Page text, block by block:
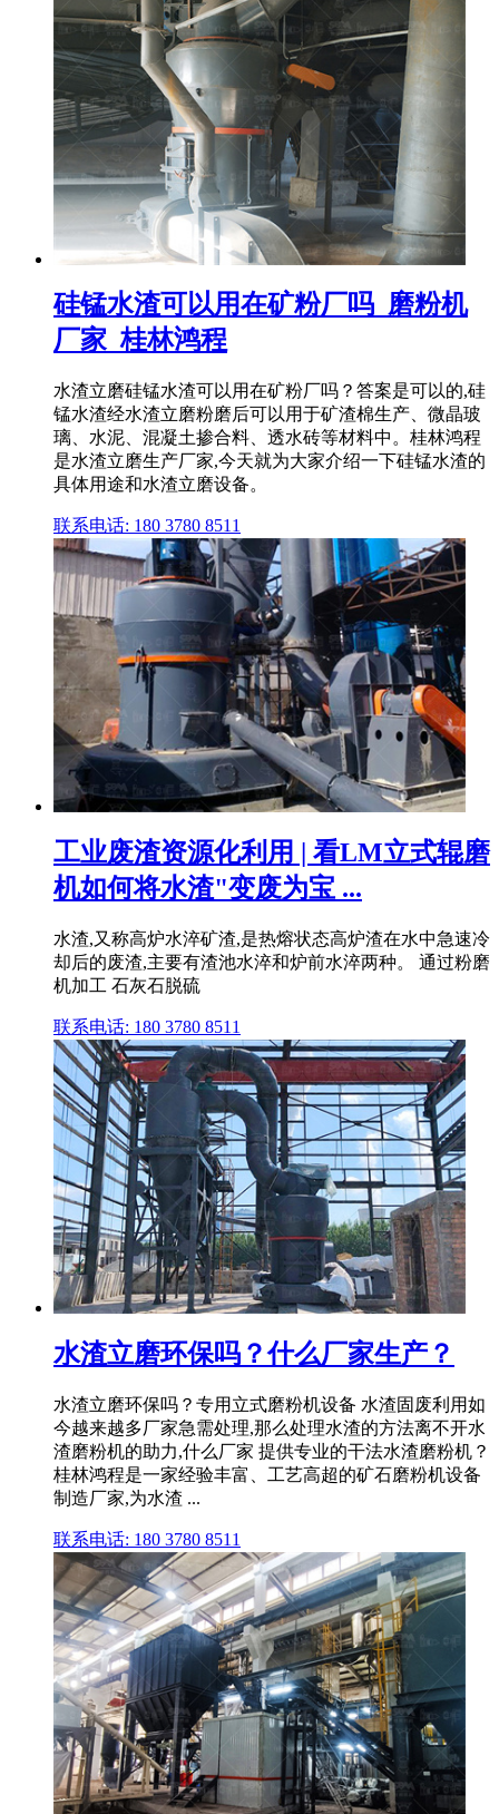
硅锰水渣可以用在矿粉厂吗_磨粉机
厂家_桂林鸿程
水渣立磨硅锰水渣可以用在矿粉厂吗？答案是可以的,硅
锰水渣经水渣立磨粉磨后可以用于矿渣棉生产、微晶玻
璃、水泥、混凝土掺合料、透水砖等材料中。桂林鸿程
是水渣立磨生产厂家,今天就为大家介绍一下硅锰水渣的
具体用途和水渣立磨设备。
联系电话: 180 3780 8511
工业废渣资源化利用 | 看LM立式辊磨
机如何将水渣"变废为宝 ...
水渣,又称高炉水淬矿渣,是热熔状态高炉渣在水中急速冷
却后的废渣,主要有渣池水淬和炉前水淬两种。 通过粉磨
机加工 石灰石脱硫
联系电话: 180 3780 8511
水渣立磨环保吗？什么厂家生产？
水渣立磨环保吗？专用立式磨粉机设备 水渣固废利用如
今越来越多厂家急需处理,那么处理水渣的方法离不开水
渣磨粉机的助力,什么厂家 提供专业的干法水渣磨粉机？
桂林鸿程是一家经验丰富、工艺高超的矿石磨粉机设备
制造厂家,为水渣 ...
联系电话: 180 3780 8511